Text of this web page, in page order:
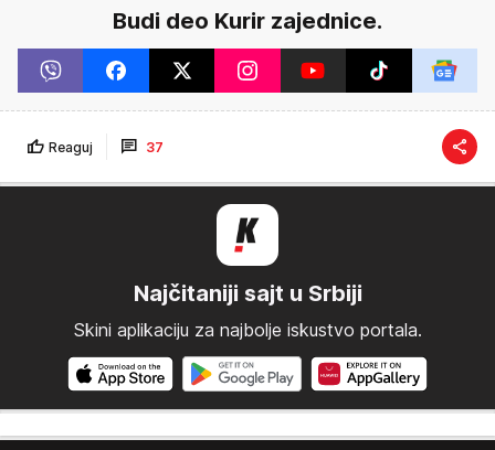
Budi deo Kurir zajednice.
Reaguj 37
Najčitaniji sajt u Srbiji
Skini aplikaciju za najbolje iskustvo portala.